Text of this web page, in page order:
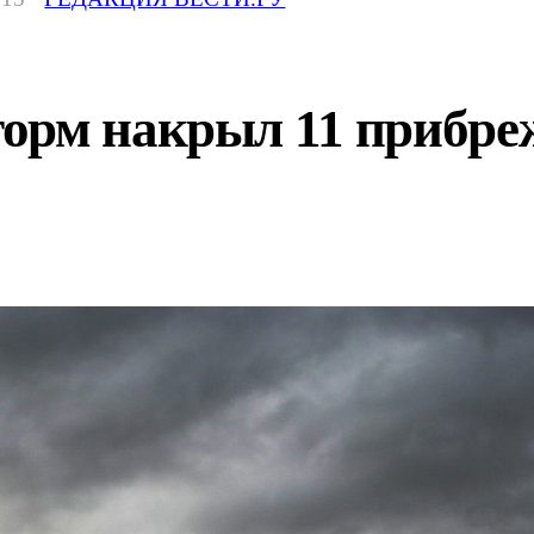
накрыл 11